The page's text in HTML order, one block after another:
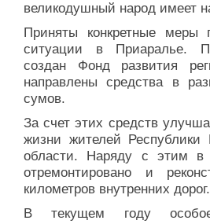
великодушный народ имеет
Приняты конкретные меры
ситуации в Приаралье.
создан Фонд развития
направлены средства в
сумов.
За счет этих средств
жизни жителей Республики
области. Наряду с этим в
отремонтировано и
километров внутренних дорог.
В текущем году